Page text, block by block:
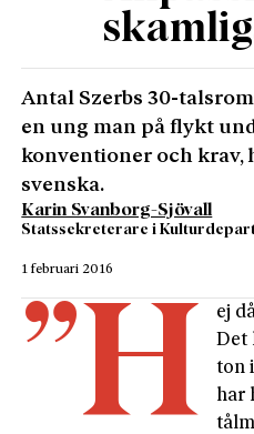
Antal Szerbs 30-
en ung man på flykt
konventioner och krav,
svenska.
Karin Svanborg-Sjövall
Statssekreterare i
1 februari 2016
”H
ej
Det
ton
har